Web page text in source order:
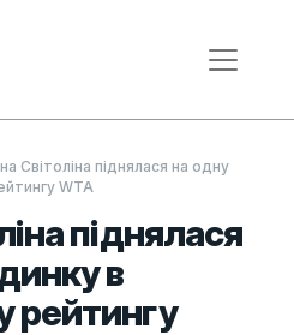
Світоліна піднялася на одну
WTA
піднялася
в
рейтингу